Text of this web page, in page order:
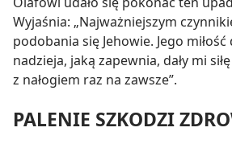
Wyjaśnia: „Najważniejszym
podobania się Jehowie. Jego miłość
nadzieja, jaką zapewnia, dały mi
z nałogiem raz na zawsze”.
PALENIE SZKODZI